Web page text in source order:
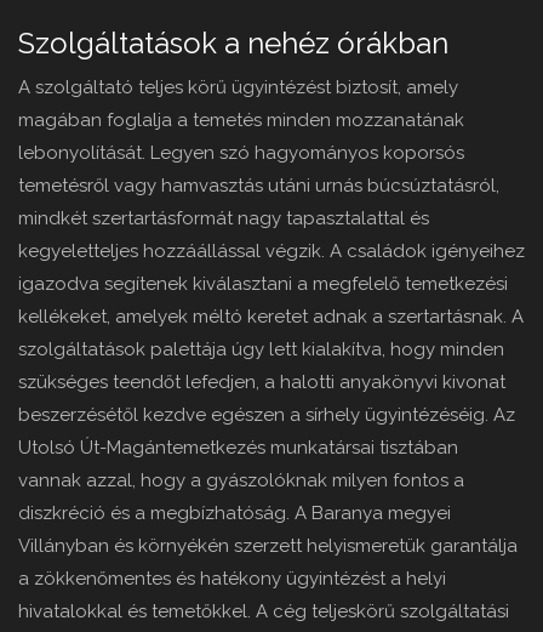
Szolgáltatások a nehéz órákban
A szolgáltató teljes körű ügyintézést biztosít, amely
magában foglalja a temetés minden mozzanatának
lebonyolítását. Legyen szó hagyományos koporsós
temetésről vagy hamvasztás utáni urnás búcsúztatásról,
mindkét szertartásformát nagy tapasztalattal és
kegyeletteljes hozzáállással végzik. A családok igényeihez
igazodva segítenek kiválasztani a megfelelő temetkezési
kellékeket, amelyek méltó keretet adnak a szertartásnak. A
szolgáltatások palettája úgy lett kialakítva, hogy minden
szükséges teendőt lefedjen, a halotti anyakönyvi kivonat
beszerzésétől kezdve egészen a sírhely ügyintézéséig. Az
Utolsó Út-Magántemetkezés munkatársai tisztában
vannak azzal, hogy a gyászolóknak milyen fontos a
diszkréció és a megbízhatóság. A Baranya megyei
Villányban és környékén szerzett helyismeretük garantálja
a zökkenőmentes és hatékony ügyintézést a helyi
hivatalokkal és temetőkkel. A cég teljeskörű szolgáltatási